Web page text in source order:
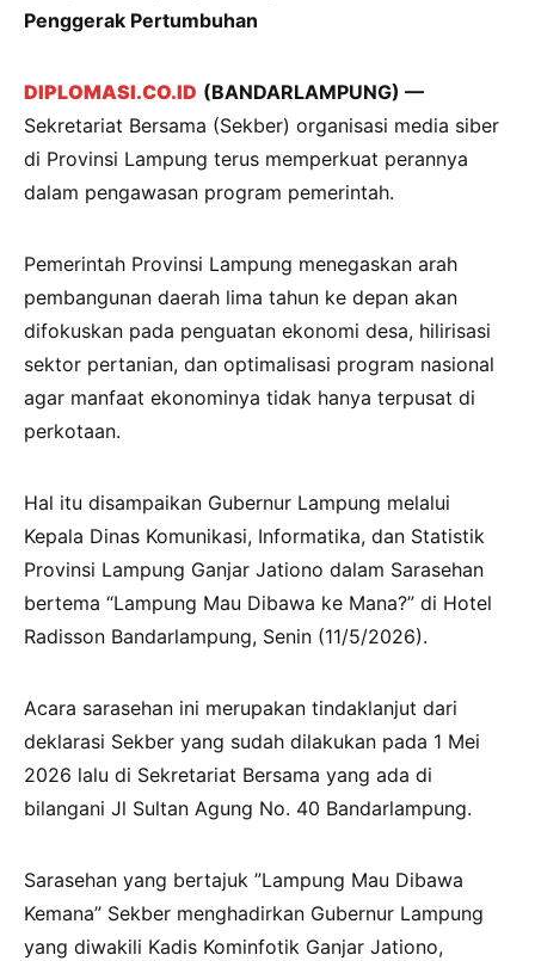
Penggerak Pertumbuhan
DIPLOMASI.CO.ID (BANDARLAMPUNG) —
Sekretariat Bersama (Sekber) organisasi media siber
di Provinsi Lampung terus memperkuat perannya
dalam pengawasan program pemerintah.
Pemerintah Provinsi Lampung menegaskan arah
pembangunan daerah lima tahun ke depan akan
difokuskan pada penguatan ekonomi desa, hilirisasi
sektor pertanian, dan optimalisasi program nasional
agar manfaat ekonominya tidak hanya terpusat di
perkotaan.
Hal itu disampaikan Gubernur Lampung melalui
Kepala Dinas Komunikasi, Informatika, dan Statistik
Provinsi Lampung Ganjar Jationo dalam Sarasehan
bertema “Lampung Mau Dibawa ke Mana?” di Hotel
Radisson Bandarlampung, Senin (11/5/2026).
Acara sarasehan ini merupakan tindaklanjut dari
deklarasi Sekber yang sudah dilakukan pada 1 Mei
2026 lalu di Sekretariat Bersama yang ada di
bilangani Jl Sultan Agung No. 40 Bandarlampung.
Sarasehan yang bertajuk ”Lampung Mau Dibawa
Kemana” Sekber menghadirkan Gubernur Lampung
yang diwakili Kadis Kominfotik Ganjar Jationo,